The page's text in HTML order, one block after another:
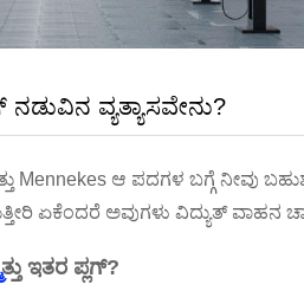
ನಡುವಿನ ವ್ಯತ್ಯಾಸವೇನು?
Mennekes ಆ ಪದಗಳ ಬಗ್ಗೆ ನೀವು
ಏಕೆಂದರೆ ಅವುಗಳು ವಿದ್ಯುತ್ ವಾಹನ
ಮತ್ತು ಇತರ ಪ್ಲಗ್?